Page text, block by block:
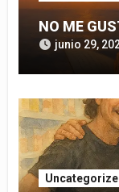
NO ME
junio 29,